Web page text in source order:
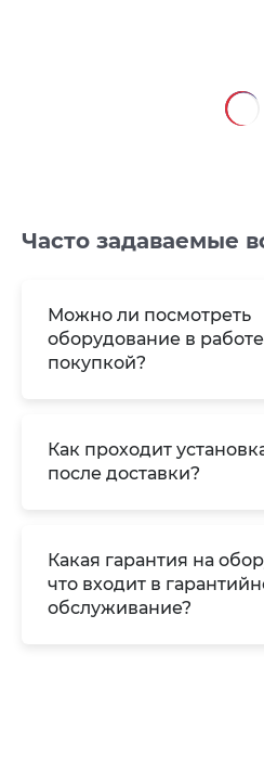
Часто задаваемые
Можно ли посмотреть
оборудование в
покупкой?
Как проходит
после доставки?
Какая гарантия на
что входит в
обслуживание?